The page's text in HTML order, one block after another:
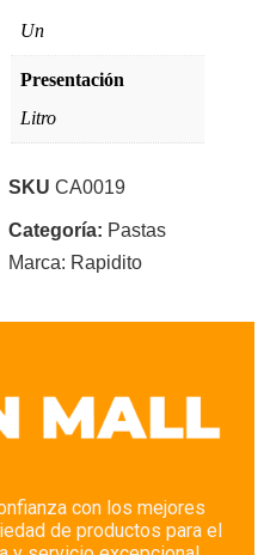
Un
Presentación
Litro
SKU CA0019
Categoría: Pastas
Marca: Rapidito
con los mejores
de productos para el